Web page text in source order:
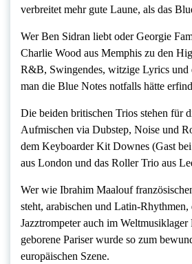
verbreitet mehr gute Laune, als das
Wer Ben Sidran liebt oder Georgie
Charlie Wood aus Memphis zu den
R&B, Swingendes, witzige Lyrics und
man die Blue Notes notfalls hätte
Die beiden britischen Trios stehen für
Aufmischen via Dubstep, Noise und
dem Keyboarder Kit Downes (Gast
aus London und das Roller Trio aus
Wer wie Ibrahim Maalouf
steht, arabischen und Latin-Rhythmen,
Jazztrompeter auch im
geborene Pariser wurde so zum
europäischen Szene.